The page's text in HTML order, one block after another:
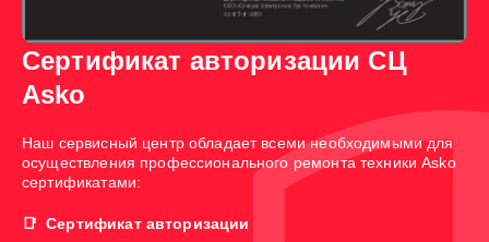
Сертификат авторизации СЦ
Asko
Наш сервисный центр обладает всеми необходимыми для
осуществления профессионального ремонта техники Asko
сертификатами:
Сертификат авторизации